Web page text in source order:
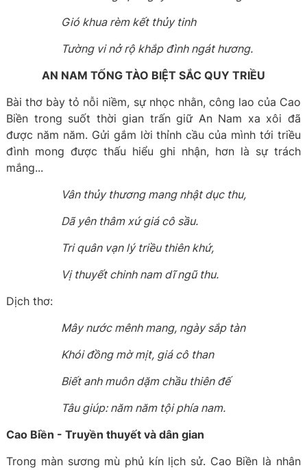
Gió khua rèm kết thủy tinh
Tường vi nở rộ khắp đình ngát hương.
AN NAM TỐNG TÀO BIỆT SẮC QUY TRIỀU
Bài thơ bày tỏ nỗi niềm, sự nhọc nhằn, công lao của Cao
Biền trong suốt thời gian trấn giữ An Nam xa xôi đã
được năm năm. Gửi gắm lời thỉnh cầu của mình tới triều
đình mong được thấu hiểu ghi nhận, hơn là sự trách
mắng...
Vân thủy thương mang nhật dục thu,
Dã yên thâm xứ giá cô sầu.
Tri quân vạn lý triều thiên khứ,
Vị thuyết chinh nam dĩ ngũ thu.
Dịch thơ:
Mây nước mênh mang, ngày sắp tàn
Khói đồng mờ mịt, giá cô than
Biết anh muôn dặm chầu thiên đế
Tâu giúp: năm năm tội phía nam.
Cao Biền - Truyền thuyết và dân gian
Trong màn sương mù phủ kín lịch sử. Cao Biền là nhân